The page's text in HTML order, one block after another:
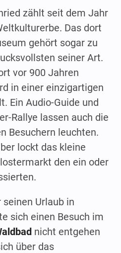
zählt seit dem Jahr
Das dort
gehört sogar zu
seiner Art.
vor 900 Jahren
in einer einzigartigen
Ein Audio-Guide und
Rallye lassen auch die
Besuchern leuchten.
lockt das kleine
den ein oder
Urlaub in
sich einen Besuch im
nicht entgehen
über das